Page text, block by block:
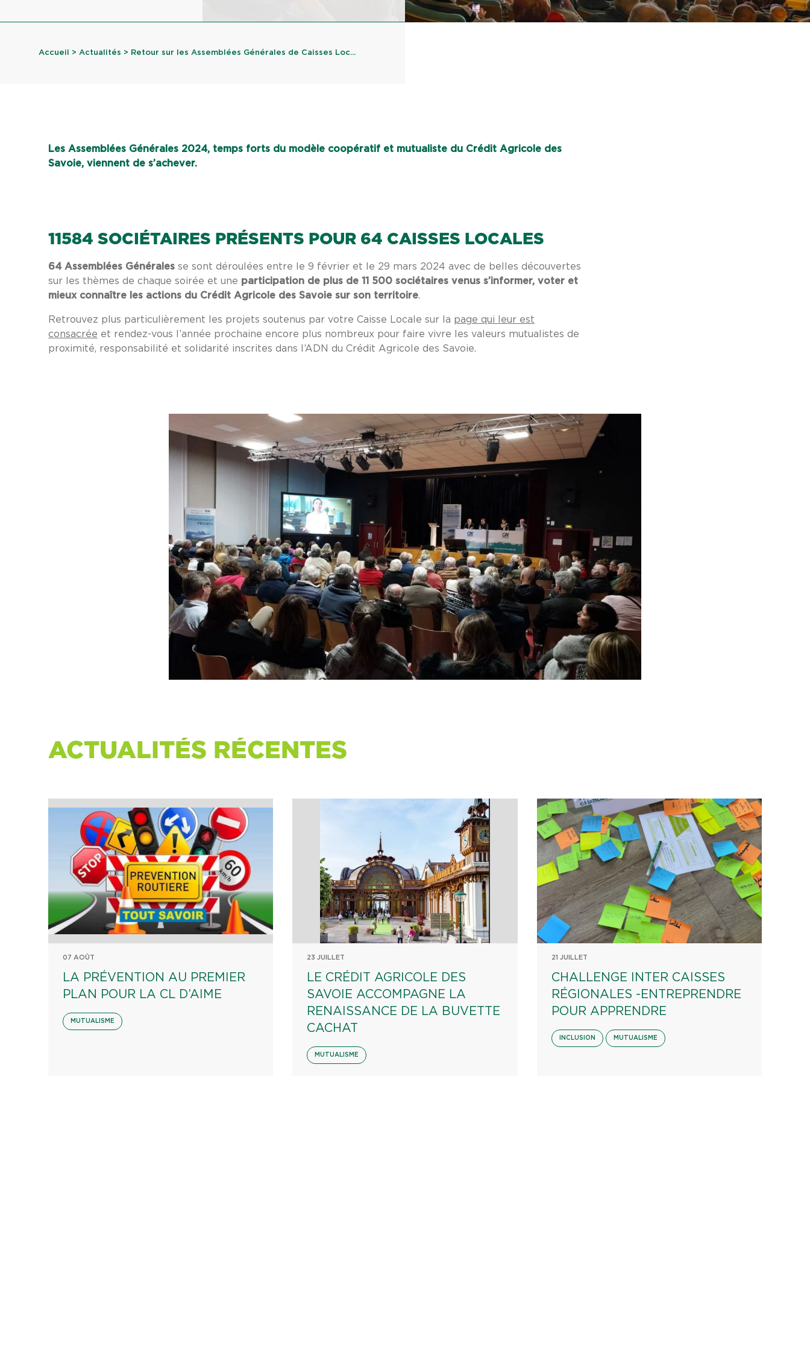
Accueil > Actualités > Retour sur les Assemblées Générales de Caisses Loc...
Les Assemblées Générales 2024, temps forts du modèle coopératif et mutualiste du Crédit Agricole des
Savoie, viennent de s’achever.
11584 SOCIÉTAIRES PRÉSENTS POUR 64 CAISSES LOCALES
64 Assemblées Générales se sont déroulées entre le 9 février et le 29 mars 2024 avec de belles découvertes
sur les thèmes de chaque soirée et une participation de plus de 11 500 sociétaires venus s’informer, voter et
mieux connaître les actions du Crédit Agricole des Savoie sur son territoire.
Retrouvez plus particulièrement les projets soutenus par votre Caisse Locale sur la page qui leur est
consacrée et rendez-vous l’année prochaine encore plus nombreux pour faire vivre les valeurs mutualistes de
proximité, responsabilité et solidarité inscrites dans l’ADN du Crédit Agricole des Savoie.
ACTUALITÉS RÉCENTES
07 AOÛT
LA PRÉVENTION AU PREMIER
PLAN POUR LA CL D’AIME
MUTUALISME
23 JUILLET
LE CRÉDIT AGRICOLE DES
SAVOIE ACCOMPAGNE LA
RENAISSANCE DE LA BUVETTE
CACHAT
MUTUALISME
21 JUILLET
CHALLENGE INTER CAISSES
RÉGIONALES -ENTREPRENDRE
POUR APPRENDRE
INCLUSION MUTUALISME